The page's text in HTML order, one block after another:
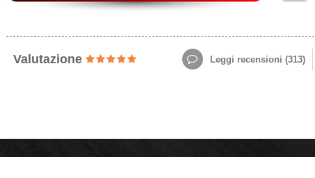
Valutazione Leggi recensioni (313)